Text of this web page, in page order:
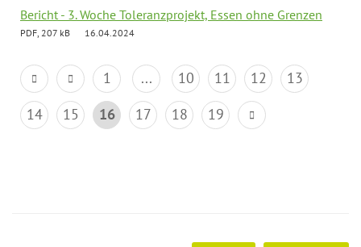
Bericht - 3. Woche Toleranzprojekt, Essen ohne Grenzen
PDF, 207 kB 16.04.2024
1 ... 10 11 12
13
14
15 16 17 18 19